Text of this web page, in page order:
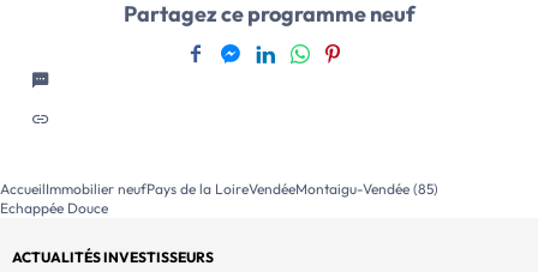
Partagez ce programme neuf
AccueilImmobilier neufPays de la LoireVendéeMontaigu-Vendée (85)
Echappée Douce
ACTUALITÉS INVESTISSEURS